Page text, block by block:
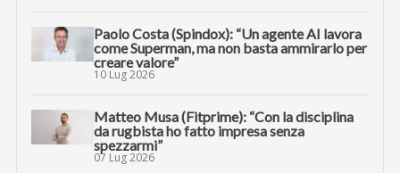
Paolo Costa (Spindox): “Un agente AI lavora
come Superman, ma non basta ammirarlo per
creare valore”
10 Lug 2026
Matteo Musa (Fitprime): “Con la disciplina
da rugbista ho fatto impresa senza
spezzarmi”
07 Lug 2026